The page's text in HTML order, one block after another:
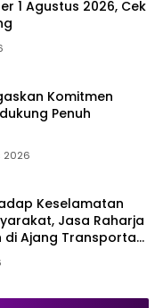
1 Agustus 2026, Cek
Komitmen
Penuh
2026
Keselamatan
Jasa Raharja
di Ajang Transportasi